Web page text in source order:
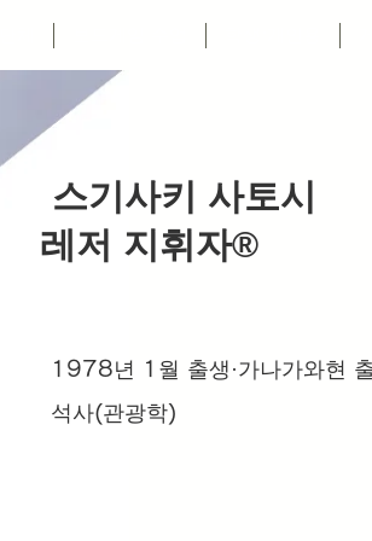
스기사키 사토시
레저 지휘자®️
1978년 1월 출생·가나가와현
석사(관광학)